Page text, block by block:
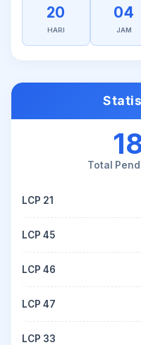
20
HARI
04
JAM
Total
LCP 21
LCP 45
LCP 46
LCP 47
LCP 33